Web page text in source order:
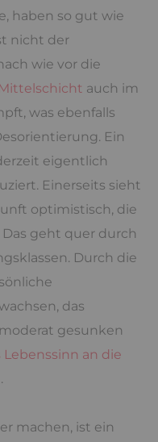
haben so gut wie
nicht der
wie vor die
auch im
was ebenfalls
Ein
eigentlich
Einerseits sieht
optimistisch, die
geht quer durch
Durch die
das
gesunken
Lebenssinn an die
.
machen, ist ein